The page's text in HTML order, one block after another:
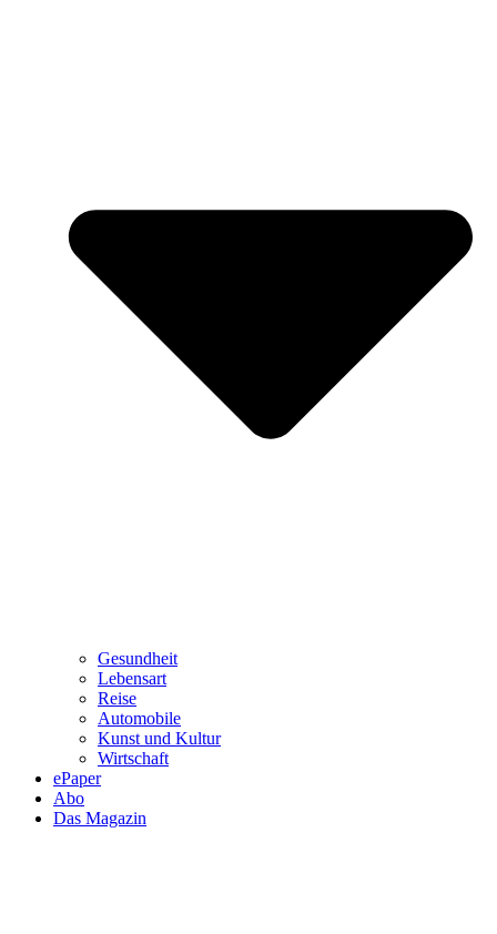
Gesundheit
Lebensart
Reise
Automobile
Kunst und Kultur
Wirtschaft
ePaper
Abo
Das Magazin